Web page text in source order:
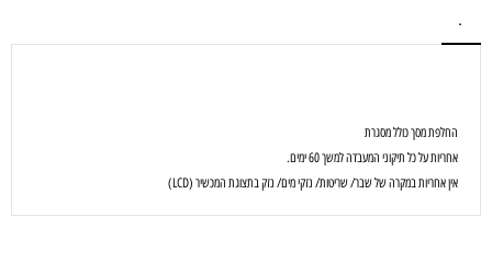
.
החלפת מסך כולל מסגרת
אחריות על כל תיקוני המעבדה למשך 60 ימים.
אין אחריות במקרה של שבר/ שריטות/ נזקי מים/ נזק בתצוגת המכשיר (LCD)